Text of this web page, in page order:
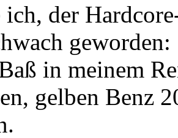
ich, der
geworden:
in meinem
gelben Benz